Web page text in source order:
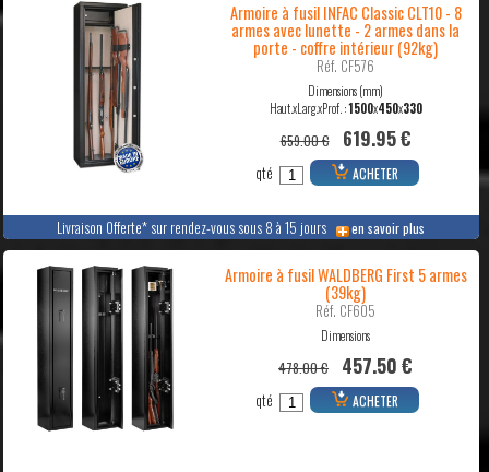
Livraison Offerte* sur rendez-vous sous 8 à 15 jours en savoir plus
Armoire à fusil INFAC Classic CLT10 - 8
armes avec lunette - 2 armes dans la
porte - coffre intérieur (92kg)
Réf. CF576
Dimensions (mm)
Haut.xLarg.xProf. :1500x450x330
659.00 € 619.95 €
qté ACHETER
Armoire à fusil WALDBERG First 5 armes
(39kg)
Réf. CF605
Dimensions
478.00 € 457.50 €
qté ACHETER